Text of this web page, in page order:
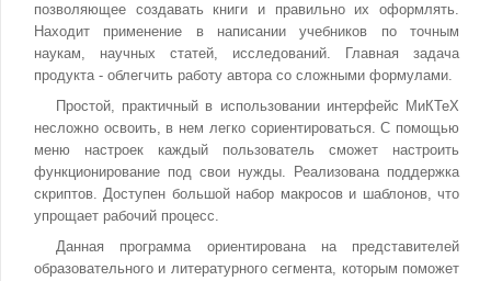
позволяющее создавать книги и правильно их оформлять.
Находит применение в написании учебников по точным
наукам, научных статей, исследований. Главная задача
продукта - облегчить работу автора со сложными формулами.
Простой, практичный в использовании интерфейс МиКТеХ
несложно освоить, в нем легко сориентироваться. С помощью
меню настроек каждый пользователь сможет настроить
функционирование под свои нужды. Реализована поддержка
скриптов. Доступен большой набор макросов и шаблонов, что
упрощает рабочий процесс.
Данная программа ориентирована на представителей
образовательного и литературного сегмента, которым поможет